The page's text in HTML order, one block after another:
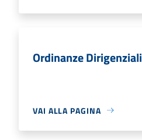
Ordinanze Dirigenziali
VAI ALLA PAGINA